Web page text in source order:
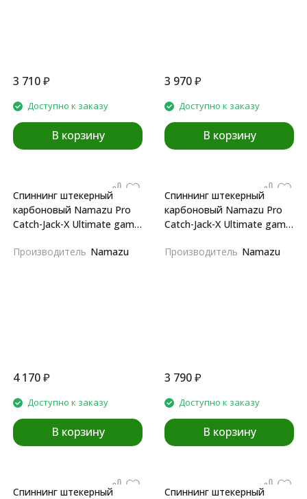
3 710₽
Доступно к заказу
В корзину
3 970₽
Доступно к заказу
В корзину
Спиннинг штекерный
карбоновый Namazu Pro
Catch-Jack-X Ultimate game
Производитель Namazu
4 170₽
Доступно к заказу
В корзину
Спиннинг штекерный
карбоновый Namazu Pro
Catch-Jack-X Ultimate game
Производитель Namazu
3 790₽
Доступно к заказу
В корзину
Спиннинг штекерный
Спиннинг штекерный